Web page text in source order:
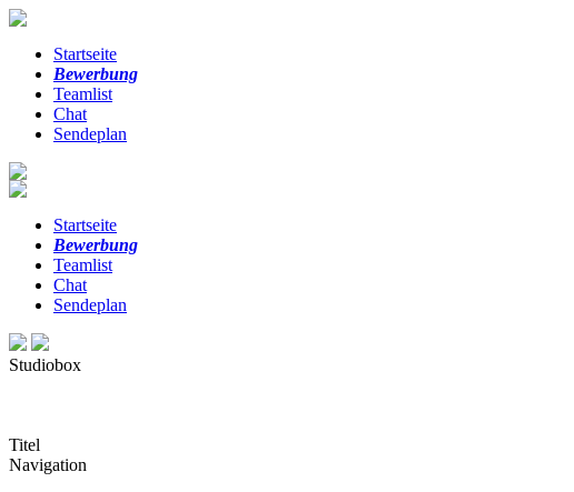
Startseite
Bewerbung
Teamlist
Chat
Sendeplan
Startseite
Bewerbung
Teamlist
Chat
Sendeplan
Studiobox
Titel
Navigation